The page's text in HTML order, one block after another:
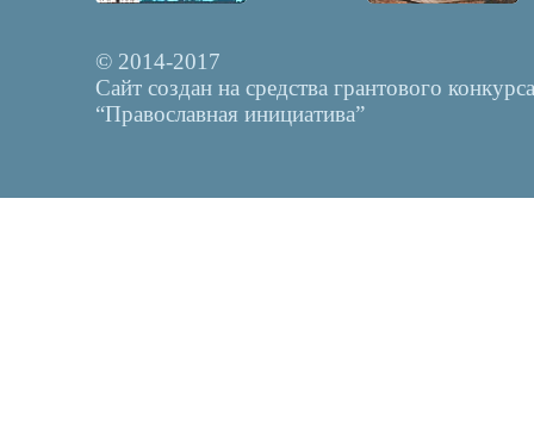
© 2014-2017
Сайт создан на средства грантового конкурса
“Православная инициатива”